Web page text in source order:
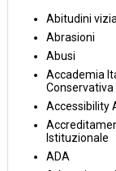
Abitudini
Abrasioni
Abusi
Accademia
Conservativa
Accessibility
Istituzionale
ADA